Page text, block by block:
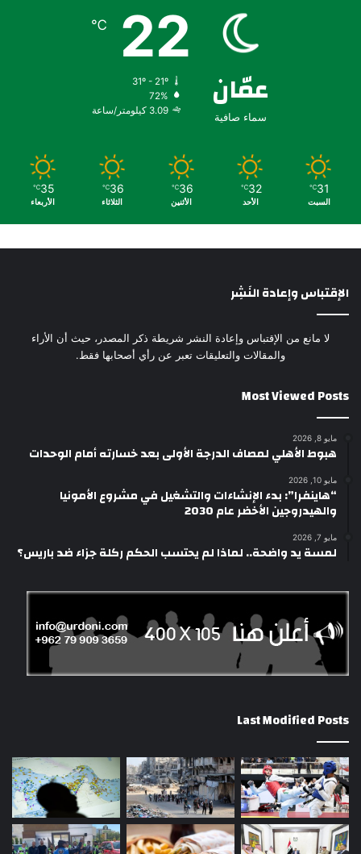
عمّان
سماء صافية
22
℃
31º - 21º
72%
3.09 كيلومتر/ساعة
31
℃
السبت
32
℃
الأحد
36
℃
الأثنين
36
℃
الثلاثاء
35
℃
الأربعاء
الإقتباس وإعادة النَشِر
لا مانع من الإقتباس وإعادة النشر شريطة ذكر المصدر، حيث أن الأراء
والمقالات والتعليقات تعبر عن رأي أصحابها فقط.
Most Viewed Posts
مايو 8, 2026
هبوط الأهلي لمصاف الدرجة الأولى بعد خسارته أمام الوحدات
مايو 10, 2026
“هاينفرا”: بدء الإنشاءات والتشغيل في مشروع الأمونيا
والهيدروجين الأخضر عام 2030
مايو 7, 2026
لمسة يد واضحة.. لماذا لم يحتسب الحكم ركلة جزاء ضد باريس؟
Last Modified Posts